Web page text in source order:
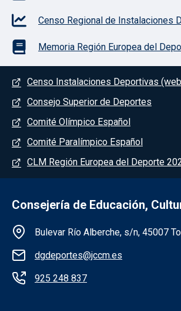
Censo Regional de Instalaciones
Memoria Región Europea del
Menú del pie
Censo Instalaciones Deportivas
Consejo Superior de Deportes
Comité Olímpico Español
Comité Paralímpico Español
CLM Región Europea del Deporte
Consejería de Educación,
Información de la
Bulevar Río Alberche, s/n, 45007
dgdeportes@jccm.es
925 248 837